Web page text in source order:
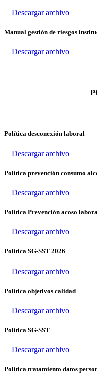
Descargar archivo
Manual gestión de riesgos
Descargar archivo
Política desconexión laboral
Descargar archivo
Política prevención consumo
Descargar archivo
Política Prevención acoso
Descargar archivo
Política SG-SST 2026
Descargar archivo
Política objetivos calidad
Descargar archivo
Política SG-SST
Descargar archivo
Política tratamiento datos